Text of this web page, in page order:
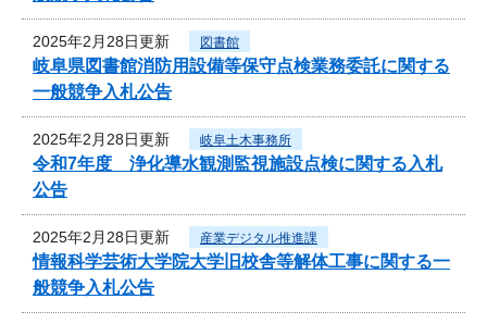
2025年2月28日更新 図書館
岐阜県図書館消防用設備等保守点検業務委託に関する
一般競争入札公告
2025年2月28日更新 岐阜土木事務所
令和7年度 浄化導水観測監視施設点検に関する入札
公告
2025年2月28日更新 産業デジタル推進課
情報科学芸術大学院大学旧校舎等解体工事に関する一
般競争入札公告